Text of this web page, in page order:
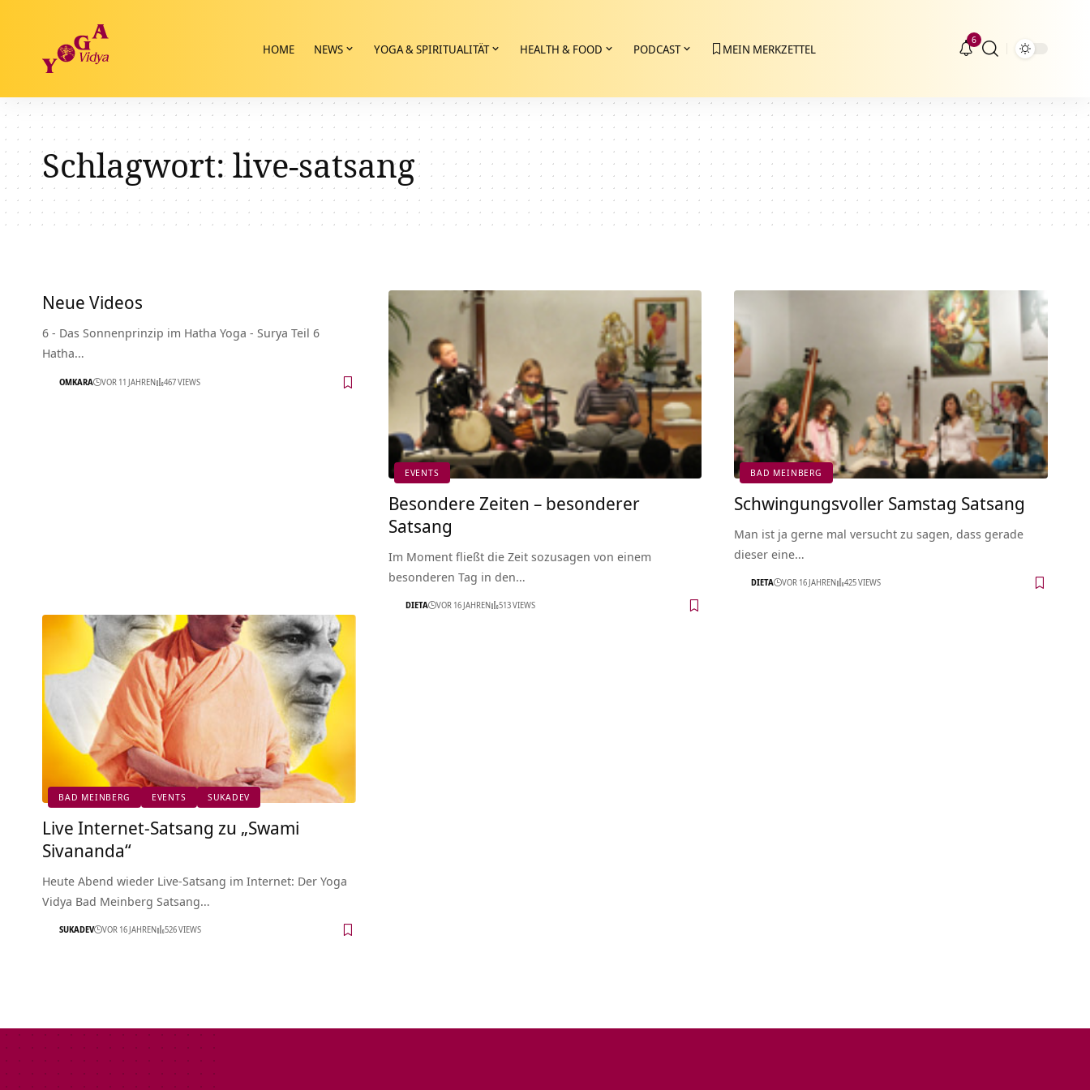
HOME NEWS YOGA & SPIRITUALITÄT HEALTH & FOOD PODCAST MEIN MERKZETTEL
6
Schlagwort:live-satsang
Neue Videos
6 - Das Sonnenprinzip im Hatha Yoga - Surya Teil 6
Hatha…
OMKARA VOR 11 JAHREN 467 VIEWS
EVENTS
Besondere Zeiten – besonderer
Satsang
Im Moment fließt die Zeit sozusagen von einem
besonderen Tag in den…
DIETA VOR 16 JAHREN 513 VIEWS
BAD MEINBERG
Schwingungsvoller Samstag Satsang
Man ist ja gerne mal versucht zu sagen, dass gerade
dieser eine…
DIETA VOR 16 JAHREN 425 VIEWS
BAD MEINBERG EVENTS SUKADEV
Live Internet-Satsang zu „Swami
Sivananda“
Heute Abend wieder Live-Satsang im Internet: Der Yoga
Vidya Bad Meinberg Satsang…
SUKADEV VOR 16 JAHREN 526 VIEWS